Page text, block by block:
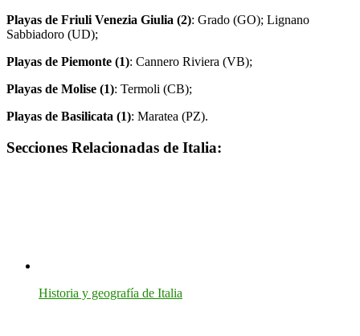
Playas de Friuli Venezia Giulia (2): Grado (GO); Lignano
Sabbiadoro (UD);
Playas de Piemonte (1): Cannero Riviera (VB);
Playas de Molise (1): Termoli (CB);
Playas de Basilicata (1): Maratea (PZ).
Secciones Relacionadas de Italia:
Historia y geografía de Italia